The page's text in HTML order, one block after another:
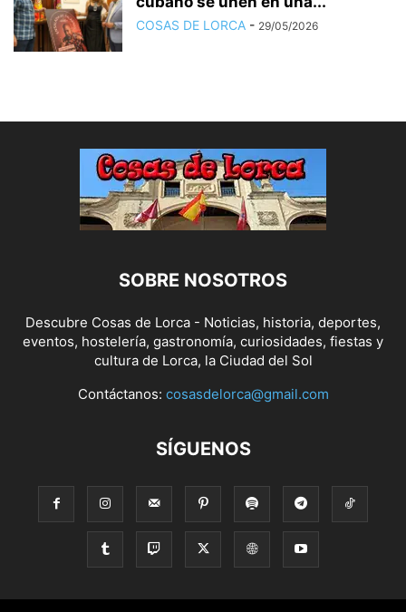
COSAS DE LORCA - 29/05/2026
SOBRE NOSOTROS
Descubre Cosas de Lorca - Noticias, historia, deportes,
eventos, hostelería, gastronomía, curiosidades, fiestas y
cultura de Lorca, la Ciudad del Sol
Contáctanos: cosasdelorca@gmail.com
SÍGUENOS